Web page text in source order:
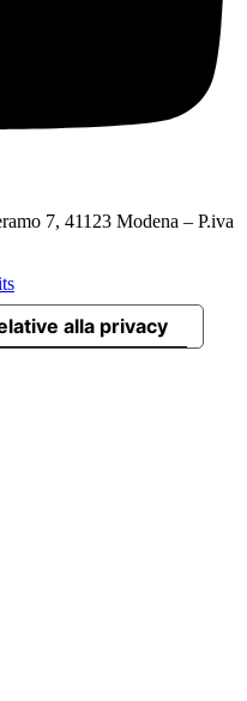
7, 41123 Modena – P.iva
alla privacy